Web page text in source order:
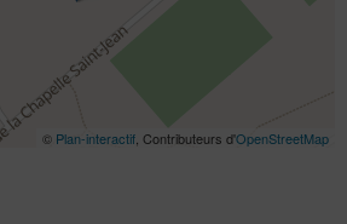
© Plan-interactif , Contributeurs d'OpenStreetMap